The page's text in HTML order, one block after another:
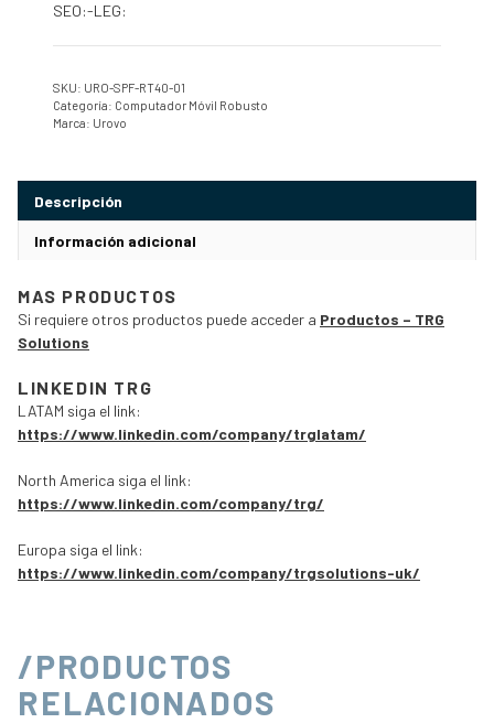
SEO:-LEG:
SKU: URO-SPF-RT40-01
Categoría: Computador Móvil Robusto
Marca: Urovo
Descripción
Información adicional
MAS PRODUCTOS
Si requiere otros productos puede acceder a Productos – TRG
Solutions
LINKEDIN TRG
LATAM siga el link:
https://www.linkedin.com/company/trglatam/
North America siga el link:
https://www.linkedin.com/company/trg/
Europa siga el link:
https://www.linkedin.com/company/trgsolutions-uk/
/PRODUCTOS
RELACIONADOS